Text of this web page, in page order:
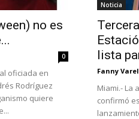
no es
0
oficiada en
Rodríguez
quiere
Noticia
lista
Fanny
Miami.- La
confirmó